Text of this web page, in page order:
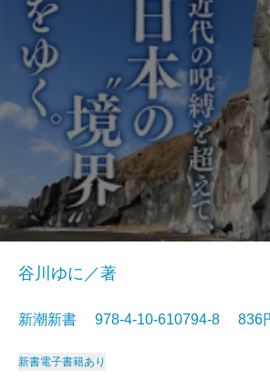
谷川ゆに／著
新潮新書 978-4-10-610794-8 836
新書電子書籍あり